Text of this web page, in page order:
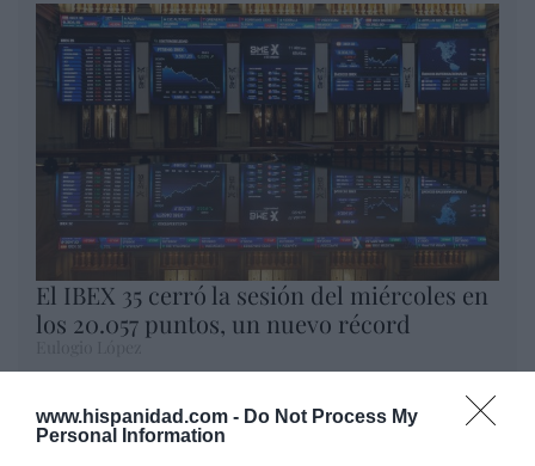
www.hispanidad.com - Do Not Process My
Personal Information
El IBEX 35 cerró la sesión del miércoles en
los 20.057 puntos, un nuevo récord
Ceuta. Nuestra Señora de África:
convertir al musulmán